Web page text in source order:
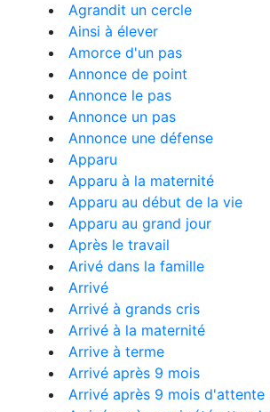
Agrandit un cercle
Ainsi à élever
Amorce d'un pas
Annonce de point
Annonce le pas
Annonce un pas
Annonce une défense
Apparu
Apparu à la maternité
Apparu au début de la vie
Apparu au grand jour
Après le travail
Arivé dans la famille
Arrivé
Arrivé à grands cris
Arrivé à la maternité
Arrive à terme
Arrivé après 9 mois
Arrivé après 9 mois d'attente